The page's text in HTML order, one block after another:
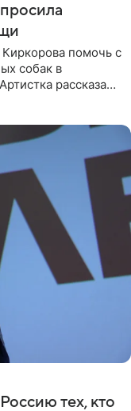
помочь с
собак в
рассказала
тех, кто